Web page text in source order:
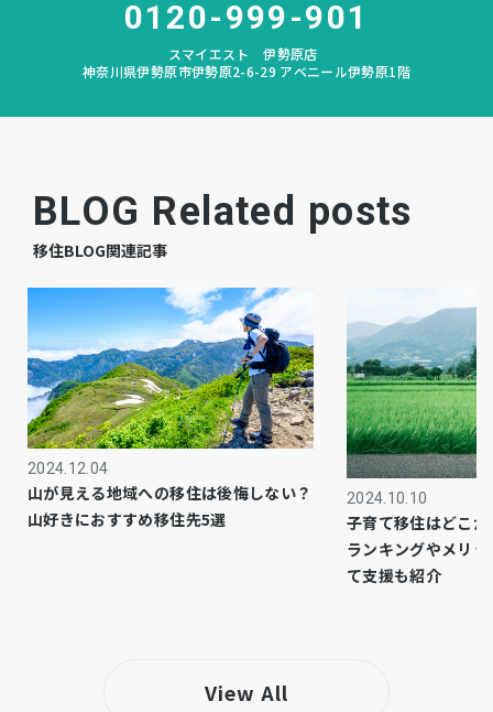
上水道 公共
ガス －
都市計画 市街化区域
用途地域 1種住居
設備・条件 －
・しまむらストアー中原御殿店まで徒歩約7分
・ユーコープ 中原店まで徒歩約12分（約950ｍ）
0120-999-901
スマイエスト 伊勢原店
神奈川県伊勢原市伊勢原2-6-29 アベニール伊勢原1階
BLOG Related posts
移住BLOG関連記事
2024.12.04
山が見える地域への移住は後悔しない？
山好きにおすすめ移住先5選
2024.10.10
子育て移住はどこ
ランキングやメリ
て支援も紹介
View All